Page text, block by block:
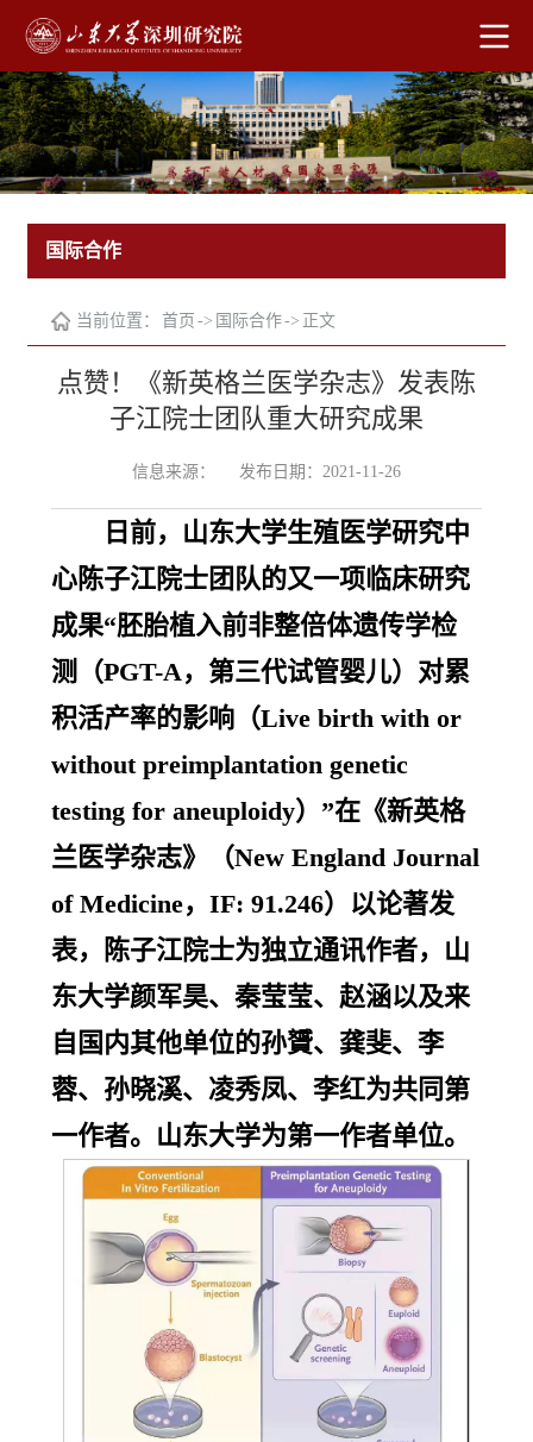
国际合作
当前位置： 首页 -> 国际合作-> 正文
点赞！《新英格兰医学杂志》发表陈
子江院士团队重大研究成果
信息来源： 发布日期：2021-11-26
日前，山东大学生殖医学研究中
心陈子江院士团队的又一项临床研究
成果“胚胎植入前非整倍体遗传学检
测（PGT-A，第三代试管婴儿）对累
积活产率的影响（Live birth with or
without preimplantation genetic
testing for aneuploidy）”在《新英格
兰医学杂志》（New England Journal
of Medicine，IF: 91.246）以论著发
表，陈子江院士为独立通讯作者，山
东大学颜军昊、秦莹莹、赵涵以及来
自国内其他单位的孙贇、龚斐、李
蓉、孙晓溪、凌秀凤、李红为共同第
一作者。山东大学为第一作者单位。